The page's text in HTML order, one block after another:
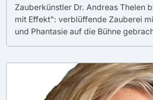
Zauberkünstler Dr. Andreas Thelen
mit Effekt": verblüffende Zauberei
und Phantasie auf die Bühne